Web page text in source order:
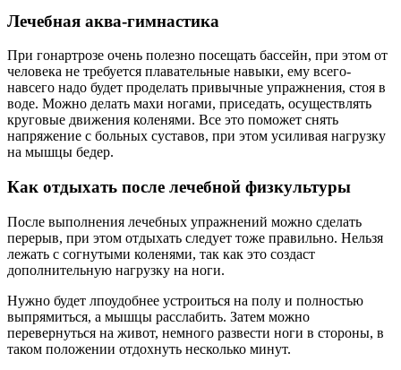
Лечебная аква-гимнастика
При гонартрозе очень полезно посещать бассейн, при этом от
человека не требуется плавательные навыки, ему всего-
навсего надо будет проделать привычные упражнения, стоя в
воде. Можно делать махи ногами, приседать, осуществлять
круговые движения коленями. Все это поможет снять
напряжение с больных суставов, при этом усиливая нагрузку
на мышцы бедер.
Как отдыхать после лечебной физкультуры
После выполнения лечебных упражнений можно сделать
перерыв, при этом отдыхать следует тоже правильно. Нельзя
лежать с согнутыми коленями, так как это создаст
дополнительную нагрузку на ноги.
Нужно будет лпоудобнее устроиться на полу и полностью
выпрямиться, а мышцы расслабить. Затем можно
перевернуться на живот, немного развести ноги в стороны, в
таком положении отдохнуть несколько минут.